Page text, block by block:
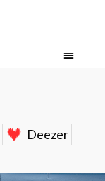
Deezer